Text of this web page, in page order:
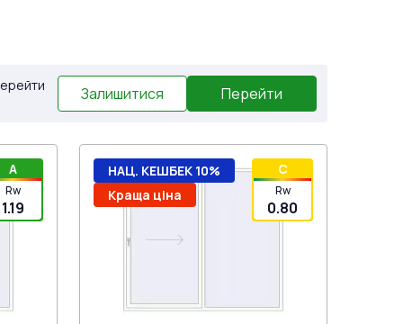
Залишитися Перейти
A
Rw
1.19
C
Rw
0.80
НАЦ. КЕШБЕК 10%
Краща ціна